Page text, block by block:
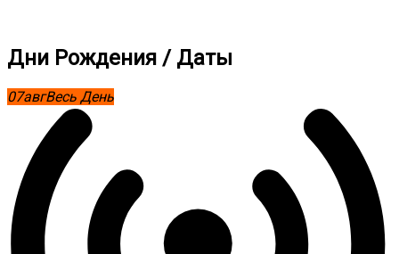
Дни Рождения / Даты
07авгВесь День